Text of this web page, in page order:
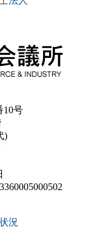
10号
)
況